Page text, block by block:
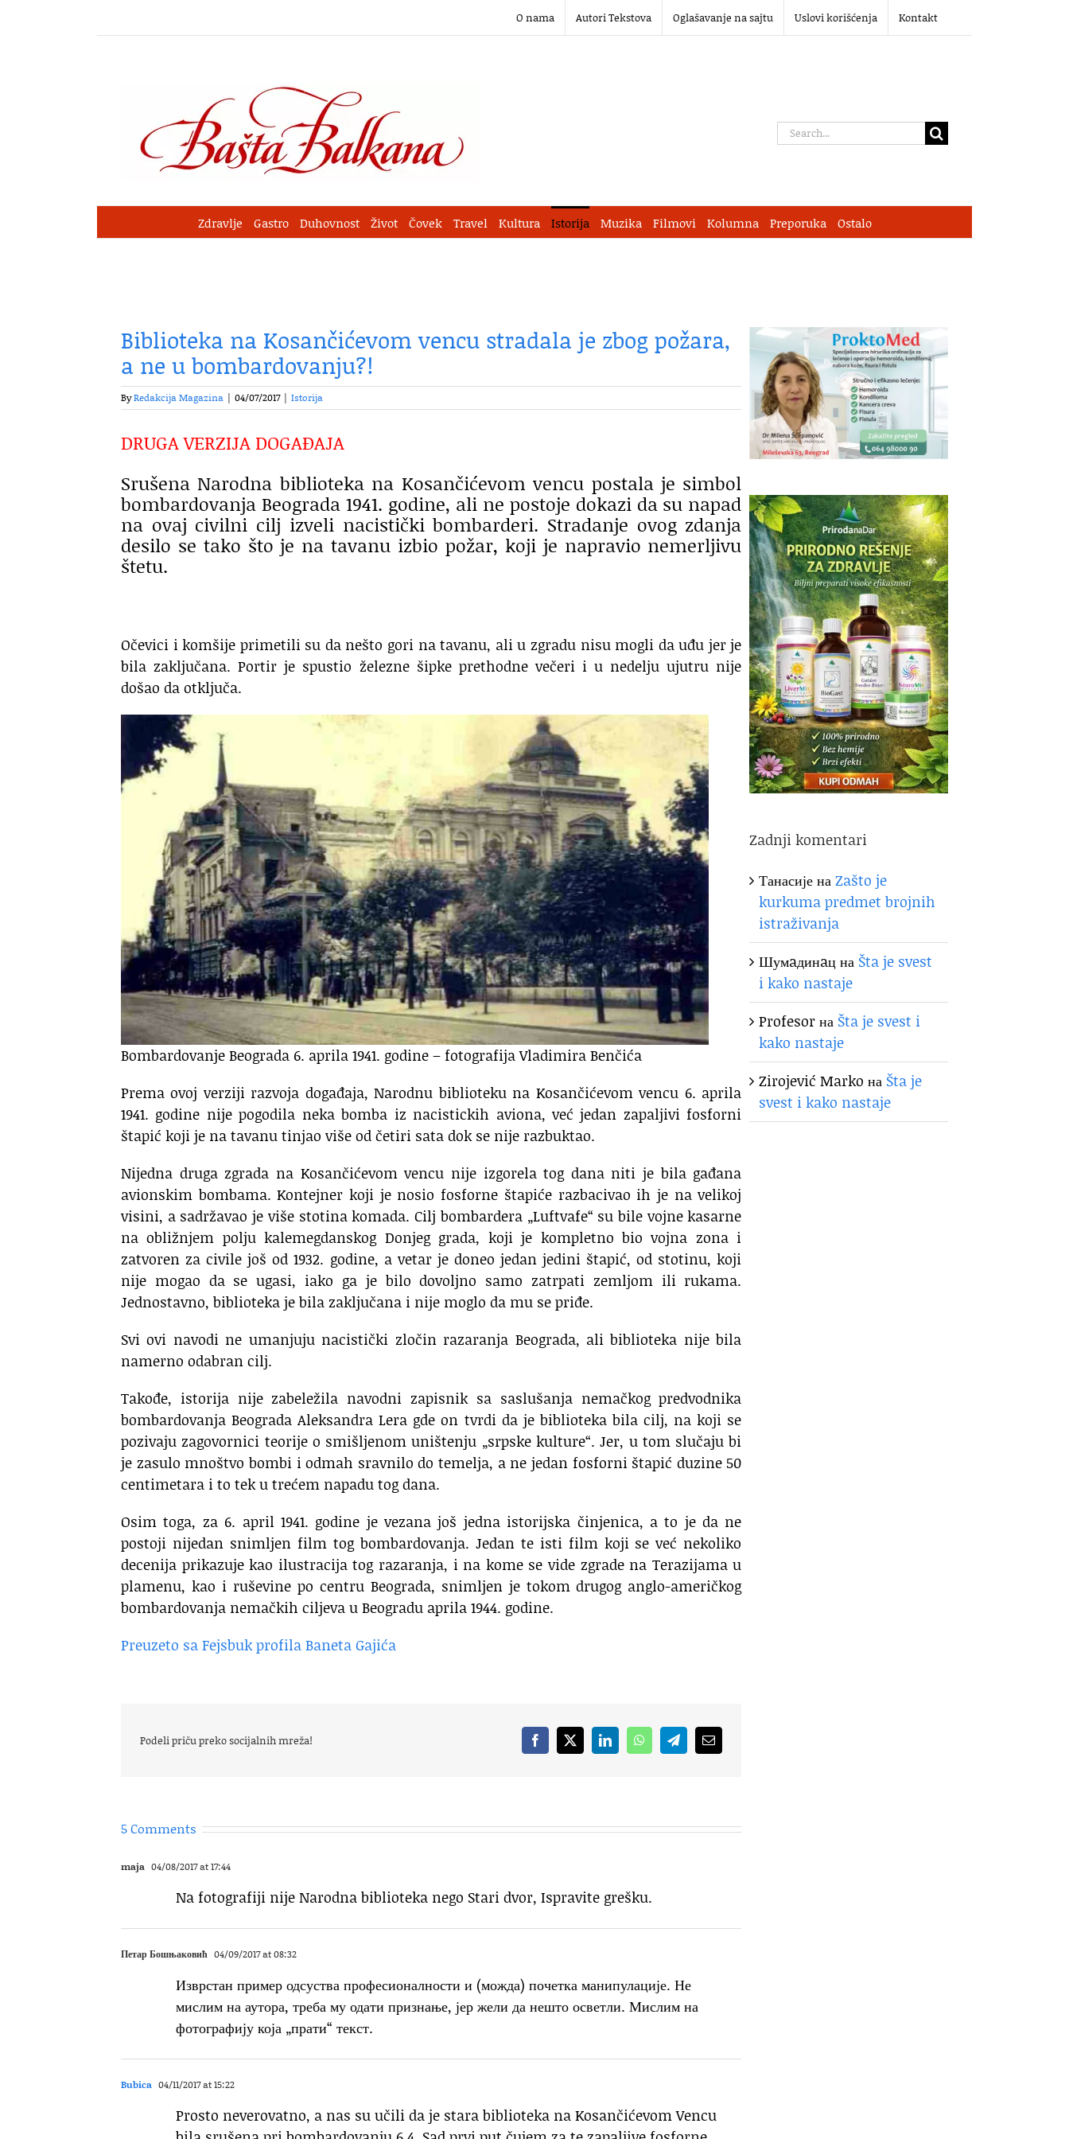
O nama Autori Tekstova Oglašavanje na sajtu Uslovi korišćenja Kontakt
Search
Zdravlje Gastro Duhovnost Život Čovek Travel Kultura Istorija Muzika Filmovi Kolumna Preporuka Ostalo
Biblioteka na Kosančićevom vencu stradala je zbog požara,
a ne u bombardovanju?!
ByRedakcija Magazina | 04/07/2017 | Istorija
DRUGA VERZIJA DOGAĐAJA
Srušena Narodna biblioteka na Kosančićevom vencu postala je simbol
bombardovanja Beograda 1941. godine, ali ne postoje dokazi da su napad
na ovaj civilni cilj izveli nacistički bombarderi. Stradanje ovog zdanja
desilo se tako što je na tavanu izbio požar, koji je napravio nemerljivu
štetu.
Očevici i komšije primetili su da nešto gori na tavanu, ali u zgradu nisu mogli da uđu jer je
bila zaključana. Portir je spustio železne šipke prethodne večeri i u nedelju ujutru nije
došao da otključa.
Bombardovanje Beograda 6. aprila 1941. godine – fotografija Vladimira Benčića
Prema ovoj verziji razvoja događaja, Narodnu biblioteku na Kosančićevom vencu 6. aprila
1941. godine nije pogodila neka bomba iz nacistickih aviona, već jedan zapaljivi fosforni
štapić koji je na tavanu tinjao više od četiri sata dok se nije razbuktao.
Nijedna druga zgrada na Kosančićevom vencu nije izgorela tog dana niti je bila gađana
avionskim bombama. Kontejner koji je nosio fosforne štapiće razbacivao ih je na velikoj
visini, a sadržavao je više stotina komada. Cilj bombardera „Luftvafe“ su bile vojne kasarne
na obližnjem polju kalemegdanskog Donjeg grada, koji je kompletno bio vojna zona i
zatvoren za civile još od 1932. godine, a vetar je doneo jedan jedini štapić, od stotinu, koji
nije mogao da se ugasi, iako ga je bilo dovoljno samo zatrpati zemljom ili rukama.
Jednostavno, biblioteka je bila zaključana i nije moglo da mu se priđe.
Svi ovi navodi ne umanjuju nacistički zločin razaranja Beograda, ali biblioteka nije bila
namerno odabran cilj.
Takođe, istorija nije zabeležila navodni zapisnik sa saslušanja nemačkog predvodnika
bombardovanja Beograda Aleksandra Lera gde on tvrdi da je biblioteka bila cilj, na koji se
pozivaju zagovornici teorije o smišljenom uništenju „srpske kulture“. Jer, u tom slučaju bi
je zasulo mnoštvo bombi i odmah sravnilo do temelja, a ne jedan fosforni štapić duzine 50
centimetara i to tek u trećem napadu tog dana.
Osim toga, za 6. april 1941. godine je vezana još jedna istorijska činjenica, a to je da ne
postoji nijedan snimljen film tog bombardovanja. Jedan te isti film koji se već nekoliko
decenija prikazuje kao ilustracija tog razaranja, i na kome se vide zgrade na Terazijama u
plamenu, kao i ruševine po centru Beograda, snimljen je tokom drugog anglo-američkog
bombardovanja nemačkih ciljeva u Beogradu aprila 1944. godine.
Preuzeto sa Fejsbuk profila Baneta Gajića
Podeli priču preko socijalnih mreža! Facebook
X LinkedInWhatsAppTelegramEmail
5 Comments
maja 04/08/2017 at 17:44
Na fotografiji nije Narodna biblioteka nego Stari dvor, Ispravite grešku.
Петар Бошњаковић 04/09/2017 at 08:32
Изврстан пример одсуства професионалности и (можда) почетка манипулације. Не
мислим на аутора, треба му одати признање, јер жели да нешто осветли. Мислим на
фотографију која „прати“ текст.
Bubica 04/11/2017 at 15:22
Prosto neverovatno, a nas su učili da je stara biblioteka na Kosančićevom Vencu
Zadnji komentari
ТанасијенаZašto je
kurkuma predmet brojnih
istraživanja
Шумaдинaцна Šta je svest
i kako nastaje
Profesorна Šta je svest i
kako nastaje
Zirojević Marko на Šta je
svest i kako nastaje